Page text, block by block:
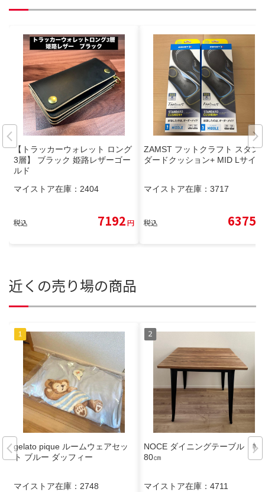
【トラッカーウォレット ロング
3層】 ブラック 姫路レザーゴー
ルド
マイストア在庫： 2404
税込 7192円
ZAMST フットクラフト スタン
ダードクッション+ MID Lサイズ
マイストア在庫： 3717
税込 6375
近くの売り場の商品
gelato pique ルームウェアセッ
ト ブルー ダッフィー
マイストア在庫： 2748
NOCE ダイニングテーブル 幅
80㎝
マイストア在庫： 4711